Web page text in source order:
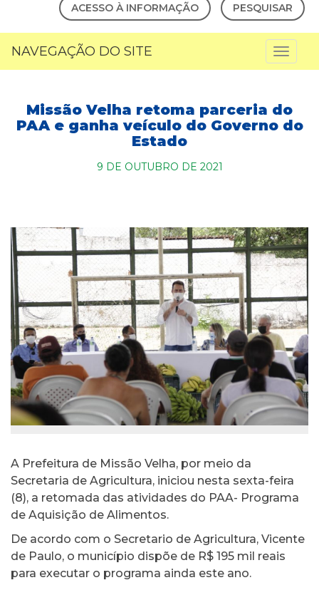
ACESSO À INFORMAÇÃO PESQUISAR
NAVEGAÇÃO DO SITE
Missão Velha retoma parceria do
PAA e ganha veículo do Governo do
Estado
9 DE OUTUBRO DE 2021
A Prefeitura de Missão Velha, por meio da
Secretaria de Agricultura, iniciou nesta sexta-feira
(8), a retomada das atividades do PAA- Programa
de Aquisição de Alimentos.
De acordo com o Secretario de Agricultura, Vicente
de Paulo, o município dispõe de R$ 195 mil reais
para executar o programa ainda este ano.